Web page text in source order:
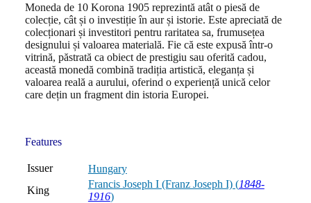
Moneda de 10 Korona 1905 reprezintă atât o piesă de
colecție, cât și o investiție în aur și istorie. Este apreciată de
colecționari și investitori pentru raritatea sa, frumusețea
designului și valoarea materială. Fie că este expusă într-o
vitrină, păstrată ca obiect de prestigiu sau oferită cadou,
această monedă combină tradiția artistică, eleganța și
valoarea reală a aurului, oferind o experiență unică celor
care dețin un fragment din istoria Europei.
Features
Issuer
Hungary
King
Francis Joseph I (Franz Joseph I) (1848-
1916)